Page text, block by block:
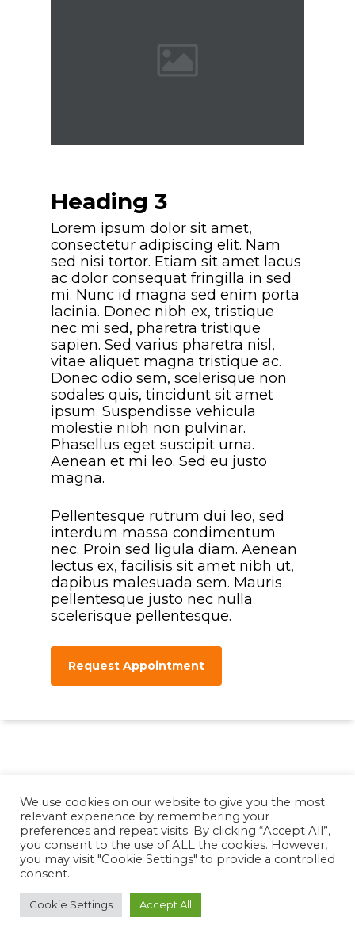
Heading 3
Lorem ipsum dolor sit amet,
consectetur adipiscing elit. Nam
sed nisi tortor. Etiam sit amet lacus
ac dolor consequat fringilla in sed
mi. Nunc id magna sed enim porta
lacinia. Donec nibh ex, tristique
nec mi sed, pharetra tristique
sapien. Sed varius pharetra nisl,
vitae aliquet magna tristique ac.
Donec odio sem, scelerisque non
sodales quis, tincidunt sit amet
ipsum. Suspendisse vehicula
molestie nibh non pulvinar.
Phasellus eget suscipit urna.
Aenean et mi leo. Sed eu justo
magna.
Pellentesque rutrum dui leo, sed
interdum massa condimentum
nec. Proin sed ligula diam. Aenean
lectus ex, facilisis sit amet nibh ut,
dapibus malesuada sem. Mauris
pellentesque justo nec nulla
scelerisque pellentesque.
Request Appointment
© 2026 https://resource.viziglobal.com. Designed &
Managed byViziSites.Terms of Use. Website
Accessibility
twitterfacebook
We use cookies on our website to give you the most
relevant experience by remembering your
preferences and repeat visits. By clicking “Accept All”,
you consent to the use of ALL the cookies. However,
you may visit "Cookie Settings" to provide a controlled
consent.
Cookie Settings Accept All